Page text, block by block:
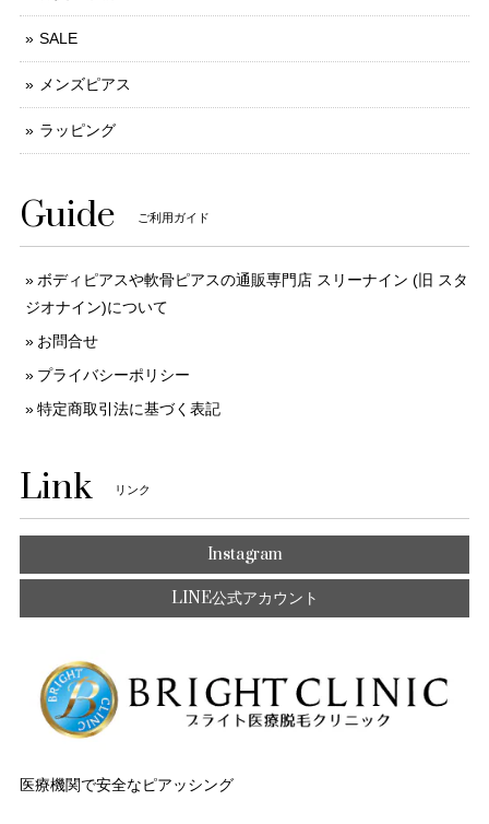
SALE
メンズピアス
ラッピング
Guide ご利用ガイド
ボディピアスや軟骨ピアスの通販専門店 スリーナイン (旧 スタ
ジオナイン)について
お問合せ
プライバシーポリシー
特定商取引法に基づく表記
Link リンク
Instagram
LINE公式アカウント
医療機関で安全なピアッシング